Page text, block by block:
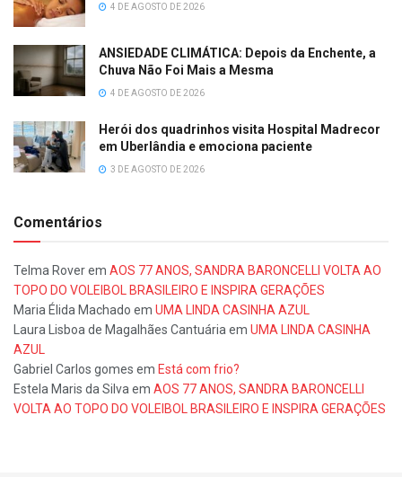
4 DE AGOSTO DE 2026
ANSIEDADE CLIMÁTICA: Depois da Enchente, a
Chuva Não Foi Mais a Mesma
4 DE AGOSTO DE 2026
Herói dos quadrinhos visita Hospital Madrecor
em Uberlândia e emociona paciente
3 DE AGOSTO DE 2026
Comentários
Telma Roverem AOS 77 ANOS, SANDRA BARONCELLI VOLTA AO
TOPO DO VOLEIBOL BRASILEIRO E INSPIRA GERAÇÕES
Maria Élida Machado em UMA LINDA CASINHA AZUL
Laura Lisboa de Magalhães Cantuária em UMA LINDA CASINHA
AZUL
Gabriel Carlos gomes em Está com frio?
Estela Maris da Silva em AOS 77 ANOS, SANDRA BARONCELLI
VOLTA AO TOPO DO VOLEIBOL BRASILEIRO E INSPIRA GERAÇÕES